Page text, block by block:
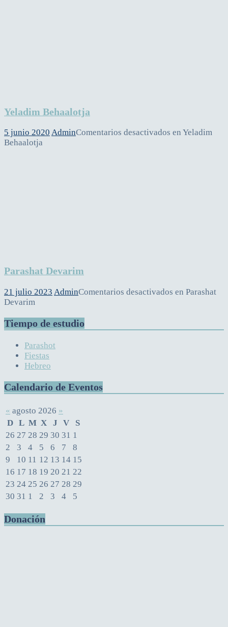
Yeladim Behaalotja
5 junio 2020 AdminComentarios desactivados en Yeladim
Behaalotja
Parashat Devarim
21 julio 2023 AdminComentarios desactivados en Parashat
Devarim
Tiempo de estudio
Parashot
Fiestas
Hebreo
Calendario de Eventos
« agosto 2026 »
D L M X J V
S
26 27 28 29 30 31 1
2
3 4 5 6 7
8
9
10 11 12 13 14 15
16 17 18 19 20 21 22
23 24 25 26 27 28 29
30 31 1 2 3 4 5
Donación